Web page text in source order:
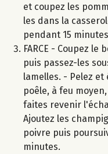
et coupez les
les dans la
pendant 15
FARCE - Coupez
puis passez-les
lamelles. - Pelez
poêle, à feu
faites revenir
Ajoutez les
poivre puis
minutes.